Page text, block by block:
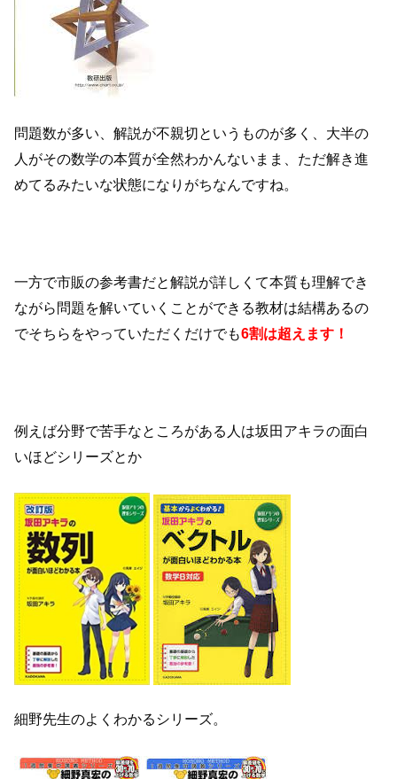
問題数が多い、解説が不親切というものが多く、大半の
人がその数学の本質が全然わかんないまま、ただ解き進
めてるみたいな状態になりがちなんですね。
一方で市販の参考書だと解説が詳しくて本質も理解でき
ながら問題を解いていくことができる教材は結構あるの
でそちらをやっていただくだけでも6割は超えます！
例えば分野で苦手なところがある人は坂田アキラの面白
いほどシリーズとか
細野先生のよくわかるシリーズ。